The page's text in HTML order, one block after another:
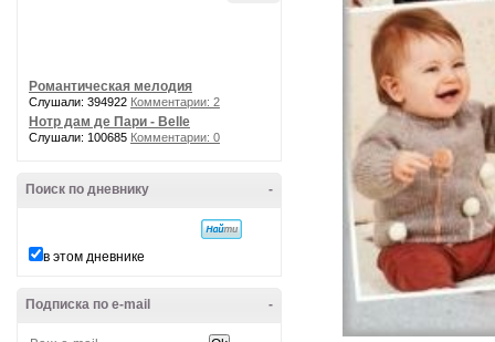
Романтическая мелодия
Слушали: 394922 Комментарии: 2
Нотр дам де Пари - Belle
Слушали: 100685 Комментарии: 0
-
Поиск по дневнику
в этом дневнике
-
Подписка по e-mail